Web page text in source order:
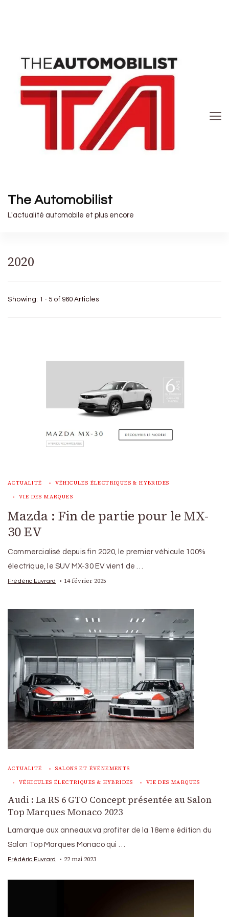
The Automobilist
L'actualité automobile et plus encore
2020
Showing: 1 - 5 of 960 Articles
ACTUALITÉ VÉHICULES ÉLECTRIQUES & HYBRIDES
VIE DES MARQUES
Mazda : Fin de partie pour le MX-
30 EV
Commercialisé depuis fin 2020, le premier véhicule 100%
électrique, le SUV MX-30 EV vient de …
Frédéric Euvrard 14 février 2025
ACTUALITÉ SALONS ET ÉVÉNEMENTS
VÉHICULES ÉLECTRIQUES & HYBRIDES VIE DES MARQUES
Audi : La RS 6 GTO Concept présentée au Salon
Top Marques Monaco 2023
Lamarque aux anneaux va profiter de la 18eme édition du
Salon Top Marques Monaco qui …
Frédéric Euvrard 22 mai 2023